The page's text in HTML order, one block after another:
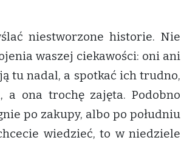
niestworzone historie. Nie
waszej ciekawości: oni ani
tu nadal, a spotkać ich trudno,
ona trochę zajęta. Podobno
po zakupy, albo po południu
wiedzieć, to w niedziele